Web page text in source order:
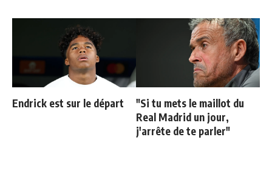
Endrick est sur le départ
"Si tu mets le maillot du
Real Madrid un jour,
j'arrête de te parler"